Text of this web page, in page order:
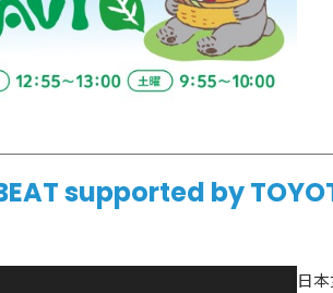
supported by
日